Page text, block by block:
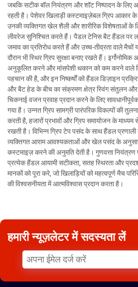
जबकि सटीक बॉल नियंत्रण और शॉट निष्पादन के लिए
रहती है। पेशेवर खिलाड़ी कस्टमाइज़ेबल ग्रिप आकार के
उनकी व्यक्तिगत खेल शैली और शारीरिक विशेषताओं के
लीवरेज सुनिश्चित करते हैं। पैडल टेनिस बैट हैंडल पर
जमाव का प्रतिरोध करते हैं और उच्च-तीव्रता वाले मैचों
दौरान भी स्थिर ग्रिप सुरक्षा बनाए रखते हैं।
अनुकूलित करने और मांसपेशी थकान को कम करने वाले
पहचान की है, और इन निष्कर्षों को हैंडल डिज़ाइन
और बैट हेड के बीच का संक्रमण क्षेत्र स्विंग संतुलन और
चिकनाई वजन प्रवाह प्रदान करने के लिए सावधानीपूर्वक
गया है। उन्नत ग्रिप सामग्री पारंपरिक विकल्पों की
करती है, हजारों प्रभावों और ग्रिप समायोजन के माध्यम
रखती है। विभिन्न ग्रिप टेप पसंद के साथ हैंडल प्रणाली
व्यक्तिगत आराम आवश्यकताओं और खेल पसंद के
कस्टमाइज़ करने की अनुमति देती है। गुणवत्ता नियंत्रण
प्रत्येक हैंडल आयामी सटीकता, सतह स्थिरता और
मानकों को पूरा करे, जो खिलाड़ियों को महत्वपूर्ण मैच
की विश्वसनीयता में आत्मविश्वास प्रदान करता है।
हमारी न्यूज़लेटर में सदस्यता लें